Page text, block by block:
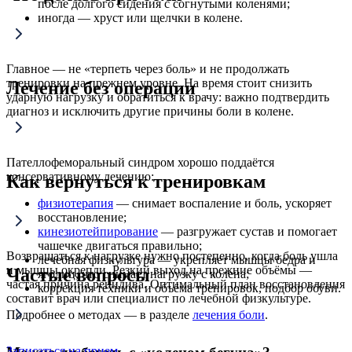
после долгого сидения с согнутыми коленями;
иногда — хруст или щелчки в колене.
Главное — не «терпеть через боль» и не продолжать
тренировки на прежнем уровне. На время стоит снизить
ударную нагрузку и обратиться к врачу: важно подтвердить
диагноз и исключить другие причины боли в колене.
Лечение без операции
Пателлофеморальный синдром хорошо поддаётся
консервативному лечению:
физиотерапия — снимает воспаление и боль, ускоряет
восстановление;
кинезиотейпирование — разгружает сустав и помогает
чашечке двигаться правильно;
лечебная физкультура — укрепляет мышцы бедра и
ягодиц, что снимает нагрузку с колена;
коррекция техники и объёма тренировок, подбор обуви.
Подробнее о методах — в разделе лечения боли.
Как вернуться к тренировкам
Возвращаться к нагрузке нужно постепенно, когда боль ушла
и мышцы окрепли. Резкий выход на прежние объёмы —
частая причина рецидива. Оптимальный план восстановления
составит врач или специалист по лечебной физкультуре.
Частые вопросы